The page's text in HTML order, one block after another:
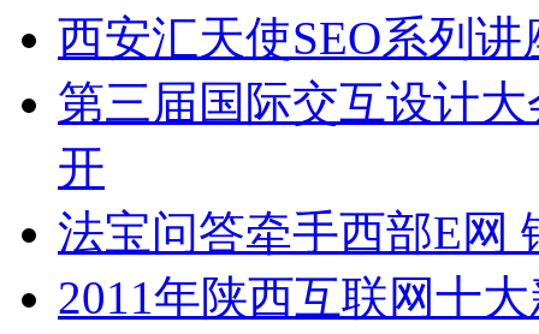
西安汇天使SEO系列
第三届国际交互设计
开
法宝问答牵手西部E网
2011年陕西互联网十